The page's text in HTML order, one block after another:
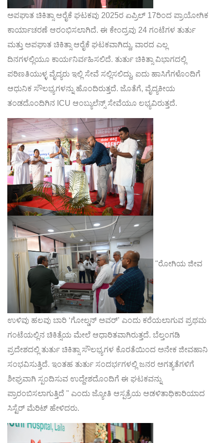
ಅಪಘಾತ ಚಿಕಿತ್ಸಾ ಆರೈಕೆ ಘಟಕವು 2025ರ ಏಪ್ರಿಲ್ 17ರಿಂದ ಪ್ರಾಯೋಗಿಕ
ಕಾರ್ಯಾಚರಣೆ ಆರಂಭಿಸಲಾಗಿದೆ. ಈ ಕೇಂದ್ರವು 24 ಗಂಟೆಗಳ ತುರ್ತು
ಮತ್ತು ಅಪಘಾತ ಚಿಕಿತ್ಸಾ ಆರೈಕೆ ಘಟಕವಾಗಿದ್ದು, ವಾರದ ಎಲ್ಲ
ದಿನಗಳಲ್ಲಿಯೂ ಕಾರ್ಯನಿರ್ವಹಿಸಲಿದೆ. ತುರ್ತು ಚಿಕಿತ್ಸಾ ವಿಭಾಗದಲ್ಲಿ
ಪರಿಣತಿಯುಳ್ಳ ವೈದ್ಯರು ಇಲ್ಲಿ ಸೇವೆ ಸಲ್ಲಿಸಲಿದ್ದು, ಐದು ಹಾಸಿಗೆಗಳೊಂದಿಗೆ
ಆಧುನಿಕ ಸೌಲಭ್ಯಗಳನ್ನು ಹೊಂದಿರುತ್ತದೆ. ಜೊತೆಗೆ, ವೈದ್ಯಕೀಯ
ತಂಡದೊಂದಿಗಿನ ICU ಆಂಬ್ಯುಲೆನ್ಸ್ ಸೇವೆಯೂ ಲಭ್ಯವಿರುತ್ತದೆ.
"ರೋಗಿಯ ಜೀವ
ಉಳಿವು ಹಲವು ಬಾರಿ ‘ಗೋಲ್ಡನ್ ಅವರ್’ ಎಂದು ಕರೆಯಲಾಗುವ ಪ್ರಥಮ
ಗಂಟೆಯಲ್ಲಿನ ಚಿಕಿತ್ಸೆಯ ಮೇಲೆ ಆಧಾರಿತವಾಗಿರುತ್ತದೆ. ಬೆಲ್ತಂಗಡಿ
ಪ್ರದೇಶದಲ್ಲಿ ತುರ್ತು ಚಿಕಿತ್ಸಾ ಸೌಲಭ್ಯಗಳ ಕೊರತೆಯಿಂದ ಅನೇಕ ಜೀವಹಾನಿ
ಸಂಭವಿಸುತ್ತಿದೆ. ಇಂತಹ ತುರ್ತು ಸಂದರ್ಭಗಳಲ್ಲಿ ಜನರ ಅಗತ್ಯತೆಗಳಿಗೆ
ಶೀಘ್ರವಾಗಿ ಸ್ಪಂದಿಸುವ ಉದ್ದೇಶದೊಂದಿಗೆ ಈ ಘಟಕವನ್ನು
ಪ್ರಾರಂಬಿಸಲಾಗುತ್ತಿದೆ " ಎಂದು ಜ್ಯೋತಿ ಆಸ್ಪತ್ರೆಯ ಆಡಳಿತಾಧಿಕಾರಿಯಾದ
ಸಿಸ್ಟೆರ್ ಮೆರಿಟ್ ಹೇಳಿದರು.